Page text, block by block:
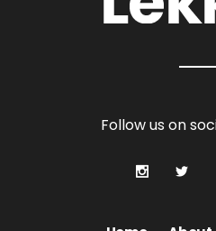
Follow us on